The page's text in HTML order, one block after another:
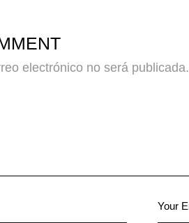
electrónico no será publicada.